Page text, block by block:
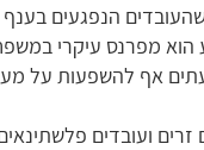
הנפגעים בענף
הוא מפרנס עיקרי
אף להשפעות על
זרים ועובדים